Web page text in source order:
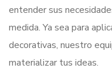
entender sus
medida. Ya sea para
decorativas, nuestro
materializar tus ideas.